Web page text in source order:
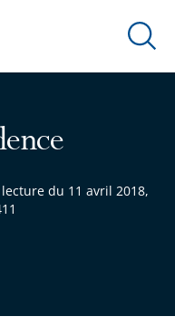
Ouvrir
du 11 avril 2018,